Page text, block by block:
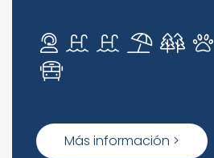
Más información >